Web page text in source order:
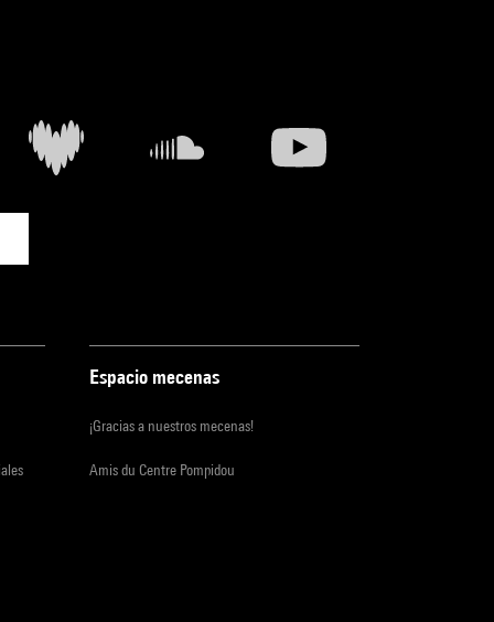
Espacio mecenas
¡Gracias a nuestros mecenas!
Amis du Centre Pompidou